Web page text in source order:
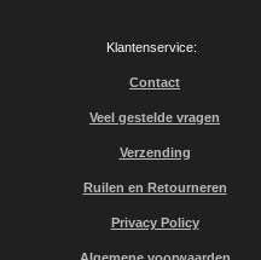
Klantenservice:
Contact
Veel gestelde vragen
Verzending
Ruilen en Retourneren
Privacy Policy